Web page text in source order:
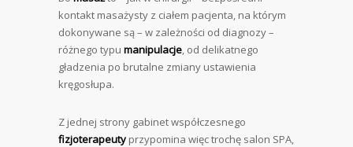
kontakt masażysty z ciałem pacjenta, na którym
dokonywane są – w zależności od diagnozy –
różnego typu manipulacje, od delikatnego
gładzenia po brutalne zmiany ustawienia
kręgosłupa.
Z jednej strony gabinet współczesnego
fizjoterapeuty przypomina więc trochę salon SPA,